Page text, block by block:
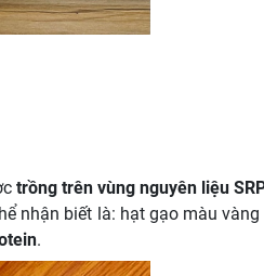
trồng trên vùng nguyên liệu
nhận biết là: hạt gạo màu
.